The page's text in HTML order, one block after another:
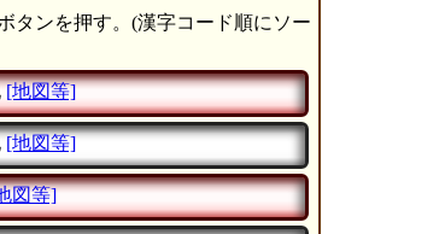
タンを押す。(漢字コード順にソー
[地図等]
[地図等]
図等]